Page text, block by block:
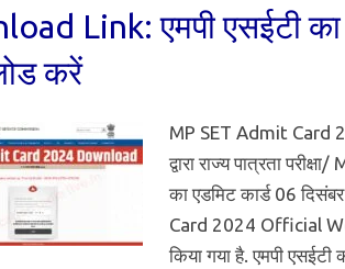
Link: एमपी एसईटी का
करें
MP SET Admit Card
द्वारा राज्य पात्रता
का एडमिट कार्ड 06
Card 2024 Official
किया गया है. एमपी